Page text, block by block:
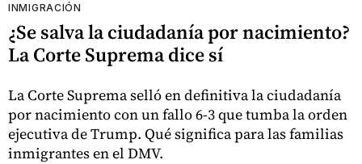
INMIGRACIÓN
¿Se salva la ciudadanía por nacimiento?
La Corte Suprema dice sí
La Corte Suprema selló en definitiva la ciudadanía
por nacimiento con un fallo 6-3 que tumba la orden
ejecutiva de Trump. Qué significa para las familias
inmigrantes en el DMV.